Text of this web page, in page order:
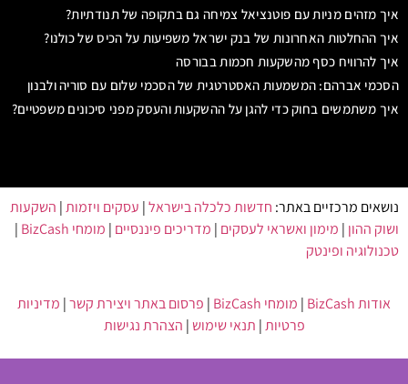
איך מזהים מניות עם פוטנציאל צמיחה גם בתקופה של תנודתיות?
איך ההחלטות האחרונות של בנק ישראל משפיעות על הכיס של כולנו?
איך להרוויח כסף מהשקעות חכמות בבורסה
הסכמי אברהם: המשמעות האסטרטגית של הסכמי שלום עם סוריה ולבנון
איך משתמשים בחוק כדי להגן על ההשקעות והעסק מפני סיכונים משפטיים?
נושאים מרכזיים באתר: חדשות כלכלה בישראל| עסקים ויזמות| השקעות
ושוק ההון | מימון ואשראי לעסקים | מדריכים פיננסיים | מומחי BizCash
|
טכנולוגיה ופינטק
אודות BizCash | מומחי BizCash | פרסום באתר ויצירת קשר| מדיניות
פרטיות| תנאי שימוש| הצהרת נגישות